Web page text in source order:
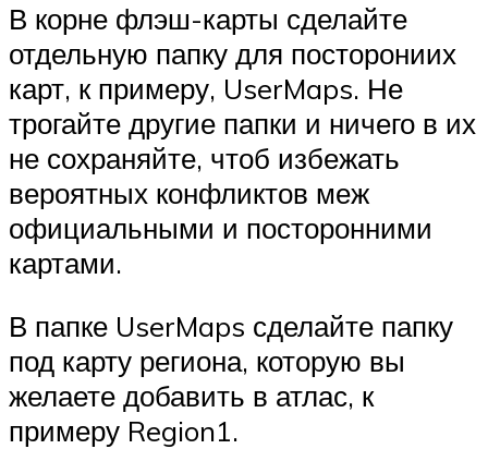
В корне флэш-карты сделайте
отдельную папку для посторониих
карт, к примеру, UserMaps. Не
трогайте другие папки и ничего в их
не сохраняйте, чтоб избежать
вероятных конфликтов меж
официальными и посторонними
картами.
В папке UserMaps сделайте папку
под карту региона, которую вы
желаете добавить в атлас, к
примеру Region1.